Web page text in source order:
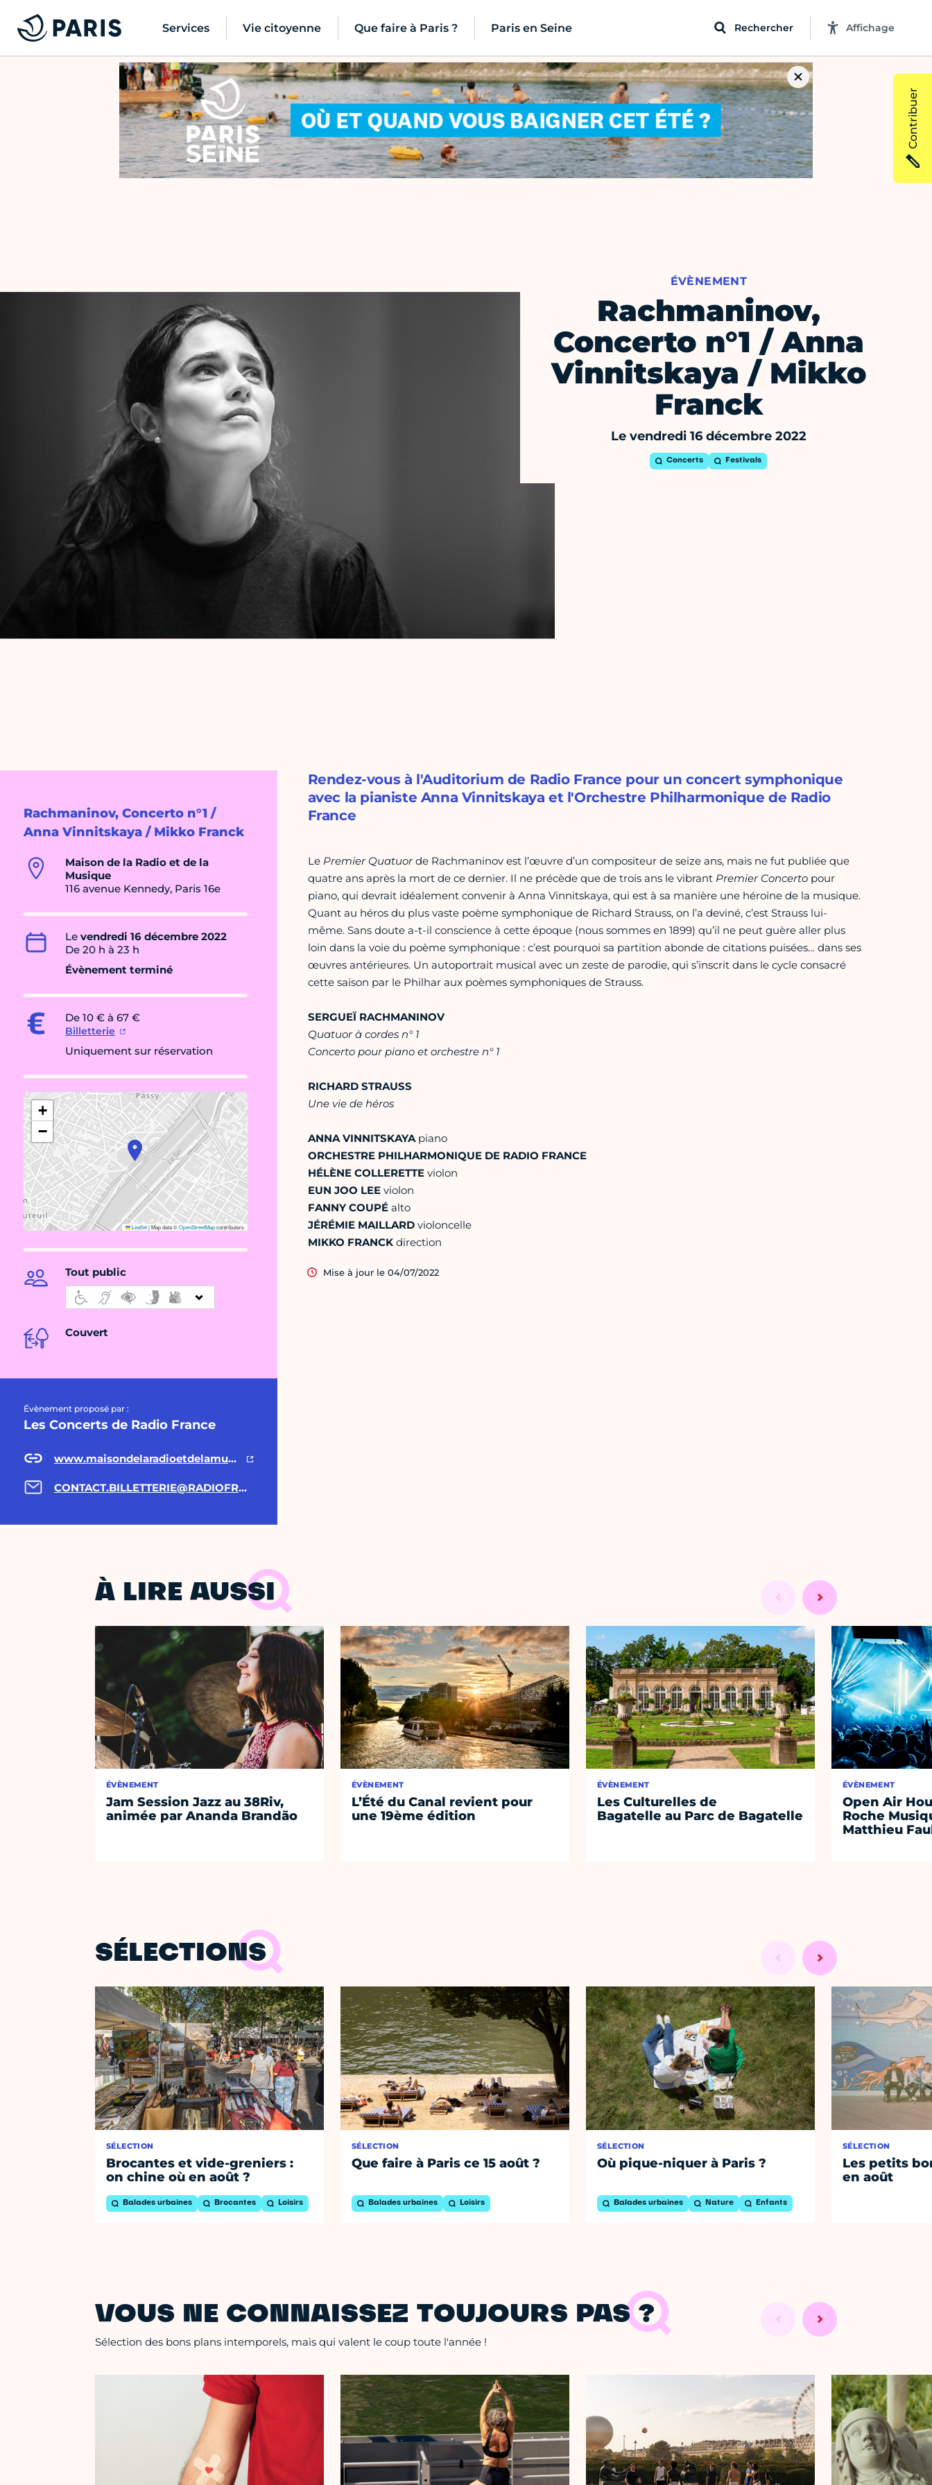
Services Vie citoyenne Que faire à Paris ? Paris en Seine Rechercher Affichage
ÉVÈNEMENT
Rachmaninov,
Concerto n°1 / Anna
Vinnitskaya / Mikko
Franck
Le vendredi 16 décembre 2022
Concerts Festivals
Rachmaninov, Concerto n°1 /
Anna Vinnitskaya / Mikko Franck
Maison de la Radio et de la
Musique
116 avenue Kennedy, Paris 16e
Le vendredi 16 décembre 2022
De 20 h à 23 h
Évènement terminé
De 10 € à 67 €
Billetterie
Uniquement sur réservation
+
−
Leaflet|Map data ©OpenStreetMapcontributors
Tout public
Couvert
Évènement proposé par :
Les Concerts de Radio France
www.maisondelaradioetdelamusique.fr
CONTACT.BILLETTERIE@RADIOFRANCE.COM
Rendez-vous à l'Auditorium de Radio France pour un concert symphonique
avec la pianiste Anna Vinnitskaya et l'Orchestre Philharmonique de Radio
France
LePremier Quatuorde Rachmaninov est l’œuvre d’un compositeur de seize ans, mais ne fut publiée que
quatre ans après la mort de ce dernier. Il ne précède que de trois ans le vibrant Premier Concertopour
piano, qui devrait idéalement convenir à Anna Vinnitskaya, qui est à sa manière une héroïne de la musique.
Quant au héros du plus vaste poème symphonique de Richard Strauss, on l’a deviné, c’est Strauss lui-
même. Sans doute a-t-il conscience à cette époque (nous sommes en 1899) qu’il ne peut guère aller plus
loin dans la voie du poème symphonique : c’est pourquoi sa partition abonde de citations puisées… dans ses
œuvres antérieures. Un autoportrait musical avec un zeste de parodie, qui s’inscrit dans le cycle consacré
cette saison par le Philhar aux poèmes symphoniques de Strauss.
SERGUEÏ RACHMANINOV
Quatuor à cordes n° 1
Concerto pour piano et orchestre n° 1
RICHARD STRAUSS
Une vie de héros
ANNA VINNITSKAYApiano
ORCHESTRE PHILHARMONIQUE DE RADIO FRANCE
HÉLÈNE COLLERETTEviolon
EUN JOO LEE violon
FANNY COUPÉalto
JÉRÉMIE MAILLARDvioloncelle
MIKKO FRANCK direction
Mise à jour le 04/07/2022
À LIRE AUSSI
ÉVÈNEMENT
Jam Session Jazz au 38Riv,
animée par Ananda Brandão
ÉVÈNEMENT
L’Été du Canal revient pour
une 19ème édition
ÉVÈNEMENT
Les Culturelles de
Bagatelle au Parc de Bagatelle
ÉVÈNEMENT
Open Air
Roche
Matthieu
SÉLECTIONS
SÉLECTION
Brocantes et vide-greniers :
on chine où en août ?
Balades urbaines Brocantes Loisirs
SÉLECTION
Que faire à Paris ce 15 août ?
Balades urbaines Loisirs
SÉLECTION
Où pique-niquer à Paris ?
Balades urbaines Nature Enfants
SÉLECTION
Les petits
en août
VOUS NE CONNAISSEZ TOUJOURS PAS ?
Sélection des bons plans intemporels, mais qui valent le coup toute l'année !
Contribuer